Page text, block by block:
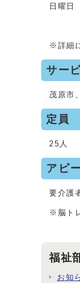
日曜日
※詳細
サー
茂原市
定員
25人
アピ
要介護
※脳ト
福祉
お知